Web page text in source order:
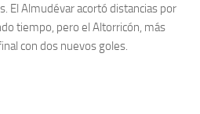
El Almudévar acortó distancias por
tiempo, pero el Altorricón, más
con dos nuevos goles.